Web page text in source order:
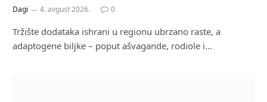
Dagi 4. avgust 2026. 0
Tržište dodataka ishrani u regionu ubrzano raste, a
adaptogene biljke – poput ašvagande, rodiole i…